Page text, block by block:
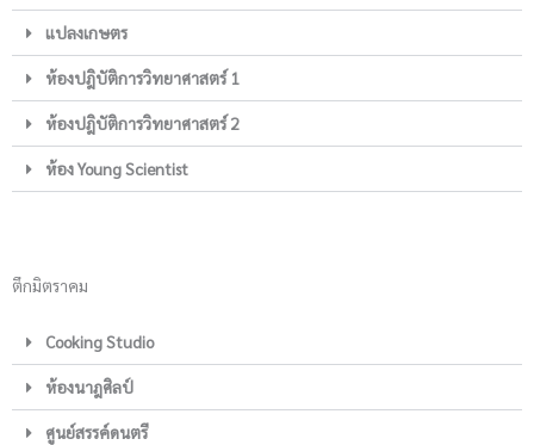
แปลงเกษตร
ห้องปฎิบัติการวิทยาศาสตร์ 1
ห้องปฎิบัติการวิทยาศาสตร์ 2
ห้อง Young Scientist
ตึกมิตราคม
Cooking Studio
ห้องนาฎศิลป์
ศูนย์สรรค์ดนตรี